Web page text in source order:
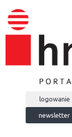
logowanie
newsletter